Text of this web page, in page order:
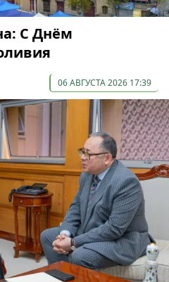
С Днём
06 АВГУСТА 2026 17:39